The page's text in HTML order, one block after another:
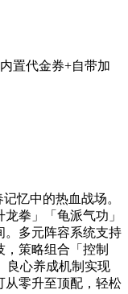
置代金券+自带加
记忆中的热血战场。
拳」「龟派气功」
。多元阵容系统支持
策略组合「控制
良心养成机制实现
从零升至顶配，轻松